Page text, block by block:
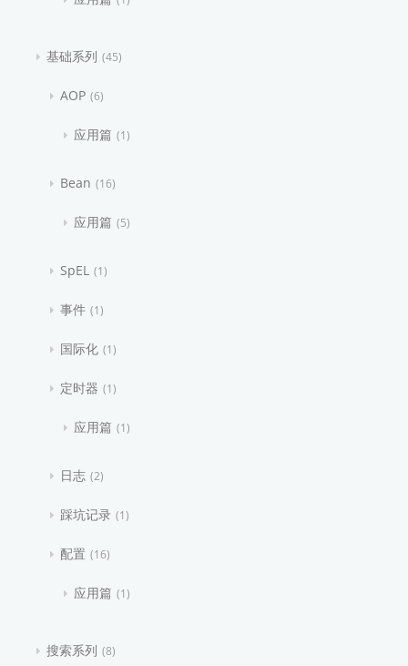
基础系列 45
AOP 6
应用篇 1
Bean 16
应用篇 5
SpEL 1
事件 1
国际化 1
定时器 1
应用篇 1
日志 2
踩坑记录 1
配置 16
应用篇 1
搜索系列 8